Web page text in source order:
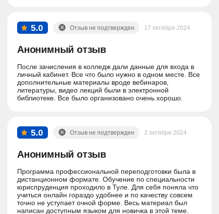
5.0
Анонимный отзыв
17 октября 2024
Отзыв не подтвержден
После зачисления в колледж дали данные для входа в
личный кабинет. Все что было нужно в одном месте. Все
дополнительные материалы вроде вебинаров,
литературы, видео лекций были в электронной
библиотеке. Все было организовано очень хорошо.
5.0
Анонимный отзыв
2 октября 2024
Отзыв не подтвержден
Программа профессиональной переподготовки была в
дистанционном формате. Обучение по специальности
юриспруденция проходило в Туле. Для себя поняла что
учиться онлайн гораздо удобнее и по качеству совсем
точно не уступает очной форме. Весь материал был
написан доступным языком для новичка в этой теме.